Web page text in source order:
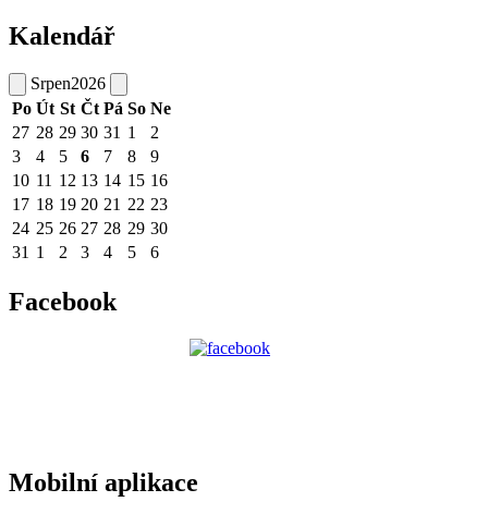
Kalendář
Srpen2026
Po Út St Čt Pá So Ne
27 28 29 30 31 1
2
3
4 5 6 7 8
9
10 11 12 13 14 15 16
17 18 19 20 21 22 23
24 25 26 27 28 29 30
31 1 2 3 4 5 6
Facebook
Mobilní aplikace